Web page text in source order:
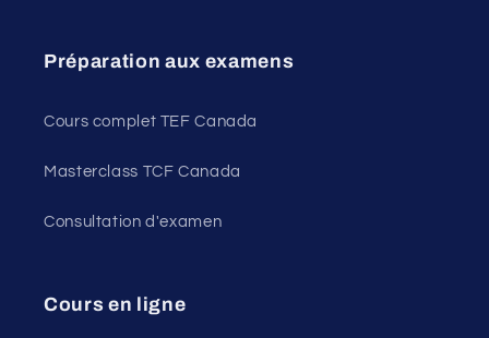
Préparation aux examens
Cours complet TEF Canada
Masterclass TCF Canada
Consultation d'examen
Cours en ligne